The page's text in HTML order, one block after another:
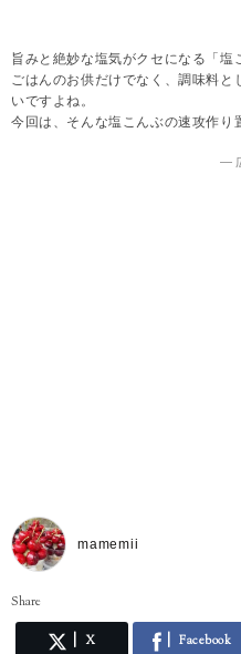
旨みと絶妙な塩気がクセになる「塩
ごはんのお供だけでなく、調味料
いですよね。
今回は、そんな塩こんぶの速攻作
―
mamemii
Share
X Facebook